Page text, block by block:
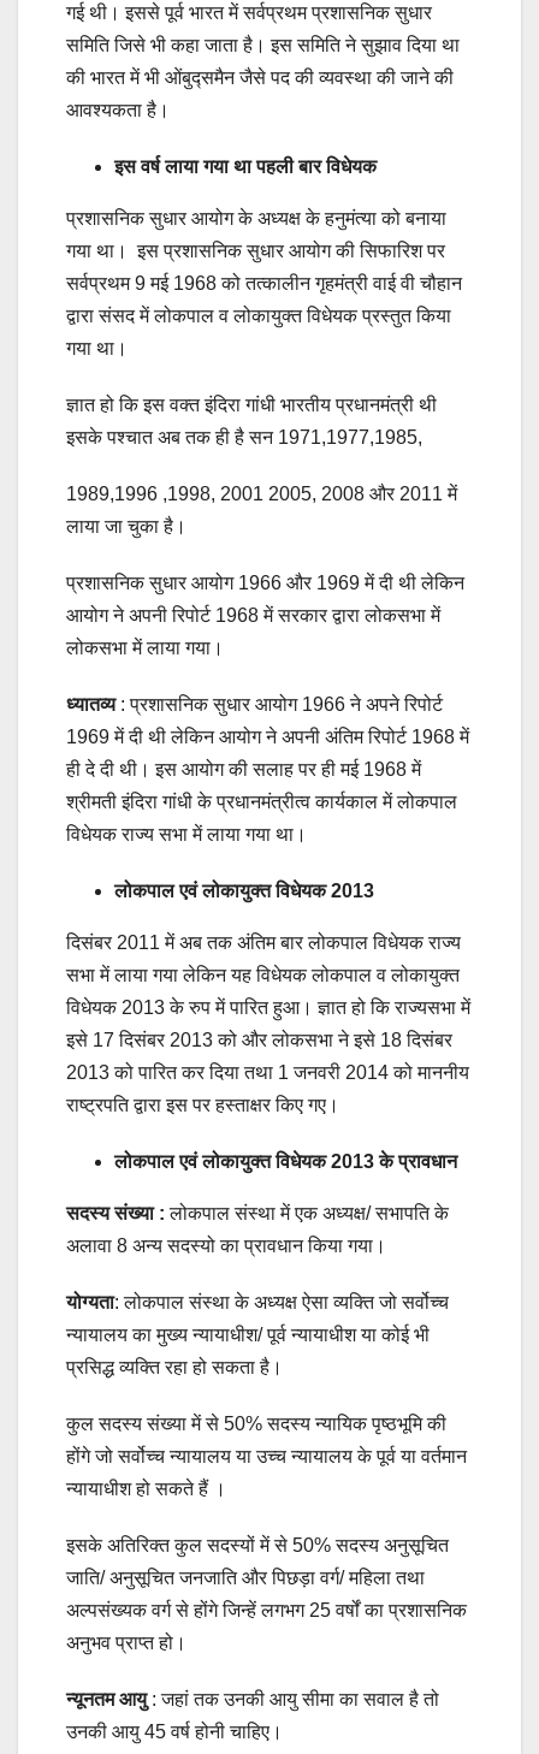
गई थी। इससे पूर्व भारत में सर्वप्रथम प्रशासनिक सुधार
समिति जिसे भी कहा जाता है। इस समिति ने सुझाव दिया था
की भारत में भी ओंबुद्समैन जैसे पद की व्यवस्था की जाने की
आवश्यकता है।
इस वर्ष लाया गया था पहली बार विधेयक
प्रशासनिक सुधार आयोग के अध्यक्ष के हनुमंत्या को बनाया
गया था। इस प्रशासनिक सुधार आयोग की सिफारिश पर
सर्वप्रथम 9 मई 1968 को तत्कालीन गृहमंत्री वाई वी चौहान
द्वारा संसद में लोकपाल व लोकायुक्त विधेयक प्रस्तुत किया
गया था।
ज्ञात हो कि इस वक्त इंदिरा गांधी भारतीय प्रधानमंत्री थी
इसके पश्चात अब तक ही है सन 1971,1977,1985,
1989,1996 ,1998, 2001 2005, 2008 और 2011 में
लाया जा चुका है।
प्रशासनिक सुधार आयोग 1966 और 1969 में दी थी लेकिन
आयोग ने अपनी रिपोर्ट 1968 में सरकार द्वारा लोकसभा में
लोकसभा में लाया गया।
ध्यातव्य: प्रशासनिक सुधार आयोग 1966 ने अपने रिपोर्ट
1969 में दी थी लेकिन आयोग ने अपनी अंतिम रिपोर्ट 1968 में
ही दे दी थी। इस आयोग की सलाह पर ही मई 1968 में
श्रीमती इंदिरा गांधी के प्रधानमंत्रीत्व कार्यकाल में लोकपाल
विधेयक राज्य सभा में लाया गया था।
लोकपाल एवं लोकायुक्त विधेयक 2013
दिसंबर 2011 में अब तक अंतिम बार लोकपाल विधेयक राज्य
सभा में लाया गया लेकिन यह विधेयक लोकपाल व लोकायुक्त
विधेयक 2013 के रुप में पारित हुआ। ज्ञात हो कि राज्यसभा में
इसे 17 दिसंबर 2013 को और लोकसभा ने इसे 18 दिसंबर
2013 को पारित कर दिया तथा 1 जनवरी 2014 को माननीय
राष्ट्रपति द्वारा इस पर हस्ताक्षर किए गए।
लोकपाल एवं लोकायुक्त विधेयक 2013 के प्रावधान
सदस्य संख्या : लोकपाल संस्था में एक अध्यक्ष/ सभापति के
अलावा 8 अन्य सदस्यो का प्रावधान किया गया।
योग्यता: लोकपाल संस्था के अध्यक्ष ऐसा व्यक्ति जो सर्वोच्च
न्यायालय का मुख्य न्यायाधीश/ पूर्व न्यायाधीश या कोई भी
प्रसिद्ध व्यक्ति रहा हो सकता है।
कुल सदस्य संख्या में से 50% सदस्य न्यायिक पृष्ठभूमि की
होंगे जो सर्वोच्च न्यायालय या उच्च न्यायालय के पूर्व या वर्तमान
न्यायाधीश हो सकते हैं ।
इसके अतिरिक्त कुल सदस्यों में से 50% सदस्य अनुसूचित
जाति/ अनुसूचित जनजाति और पिछड़ा वर्ग/ महिला तथा
अल्पसंख्यक वर्ग से होंगे जिन्हें लगभग 25 वर्षों का प्रशासनिक
अनुभव प्राप्त हो।
न्यूनतम आयु : जहां तक उनकी आयु सीमा का सवाल है तो
उनकी आयु 45 वर्ष होनी चाहिए।